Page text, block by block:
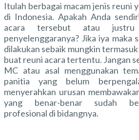
Itulah berbagai macam jenis reuni
di Indonesia. Apakah Anda
acara tersebut atau justru
penyelenggaranya? Jika iya maka
dilakukan sebaik mungkin
buat reuni acara tertentu. Jangan
MC atau asal menggunakan
panitia yang belum
menyerahkan urusan
yang benar-benar sudah
profesional di bidangnya.